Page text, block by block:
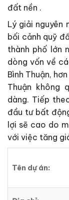
đất nền .
Lý giải nguyên
bối cảnh quỹ
thành phố lớn
dòng vốn về
Bình Thuận,
Thuận không
dàng. Tiếp
đầu tư bất
lợi sẽ cao do
với việc tăng
Tên dự án: